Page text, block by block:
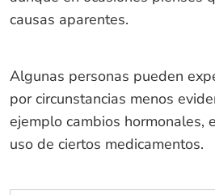
causas aparentes.
Algunas personas pueden
por circunstancias menos
ejemplo cambios hormonales,
uso de ciertos medicamentos.